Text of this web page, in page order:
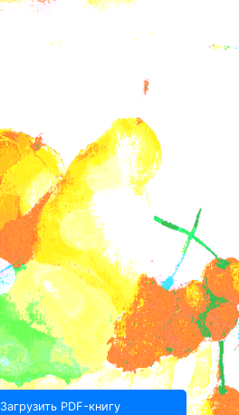
Загрузить PDF-книгу